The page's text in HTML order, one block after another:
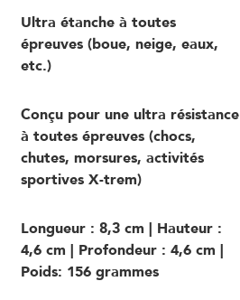
Ultra étanche à toutes
épreuves (boue, neige, eaux,
etc.)
Conçu pour une ultra résistance
à toutes épreuves (chocs,
chutes, morsures, activités
sportives X-trem)
Longueur : 8,3 cm | Hauteur :
4,6 cm | Profondeur : 4,6 cm |
Poids: 156 grammes